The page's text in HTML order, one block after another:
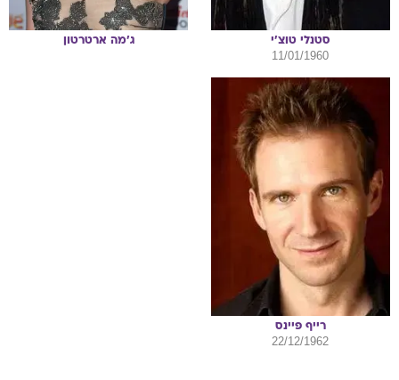
סטנלי טוצ'י
11/01/1960
ג'מה ארטרטון
רייף פיינס
22/12/1962